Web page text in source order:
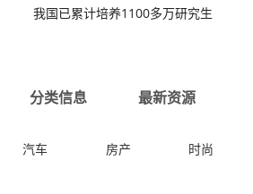
我国已累计培养1100多万研究生
分类信息 最新资源
汽车 房产 时尚